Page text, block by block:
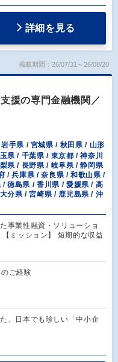
詳細を見る
掲載期間：26/07/31～26/08/20
援の専門金融機関／
手県 / 宮城県 / 秋田県 / 山形
県 / 千葉県 / 東京都 / 神奈川
県 / 長野県 / 岐阜県 / 静岡県
/ 兵庫県 / 奈良県 / 和歌山県 /
徳島県 / 香川県 / 愛媛県 / 高
分県 / 宮崎県 / 鹿児島県 / 沖
事業性融資・ソリューショ
ミッション】 短期的な収益
ご経験
、日本でも珍しい「中小企